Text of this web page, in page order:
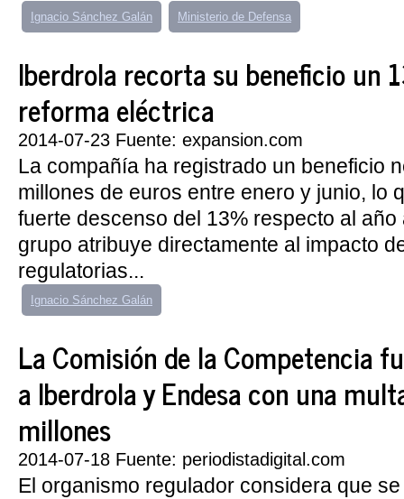
Ignacio Sánchez Galán Ministerio de Defensa
Iberdrola recorta su beneficio un
reforma eléctrica
2014-07-23 Fuente: expansion.com
La compañía ha registrado un beneficio
millones de euros entre enero y junio, lo
fuerte descenso del 13% respecto al año
grupo atribuye directamente al impacto
regulatorias...
Ignacio Sánchez Galán
La Comisión de la Competencia
a Iberdrola y Endesa con una
millones
2014-07-18 Fuente: periodistadigital.com
El organismo regulador considera que